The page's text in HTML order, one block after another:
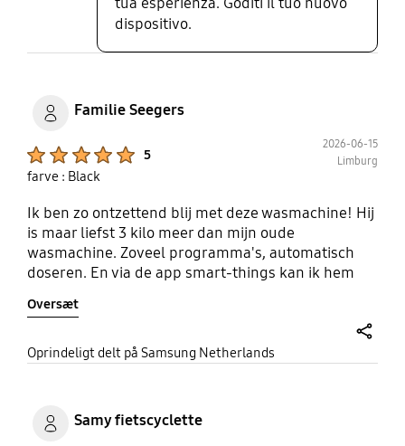
dispositivo.
Familie Seegers
5
2026-06-15
Limburg
farve : Black
Ik ben zo ontzettend blij met deze wasmachine! Hij
is maar liefst 3 kilo meer dan mijn oude
wasmachine. Zoveel programma's, automatisch
doseren. En via de app smart-things kan ik hem
moet kan ik op de app zien. De was komt er schoon
en heerlijk fris eruit. Zelfs mijn dekbed past erin...
alleen het programma om te stomen moet ik nog
het geld zeker dubbel en dik waard!
Oversæt
Oprindeligt delt på Samsung Netherlands
Samy fietscyclette